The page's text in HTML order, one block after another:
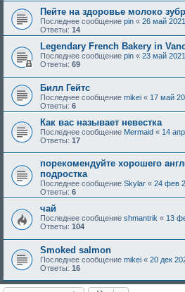
Пейте на здоровье молоко
Последнее сообщение pin « 26 май
Ответы: 14
Legendary French Bakery in
Последнее сообщение pin « 23 май
Ответы: 69
Билл Гейтс
Последнее сообщение mikei « 17 май
Ответы: 6
Как вас называет невестка
Последнее сообщение Mermaid « 14
Ответы: 17
порекомендуйте хорошего
подростка
Последнее сообщение Skylar « 24 фев
Ответы: 6
чай
Последнее сообщение shmantrik « 13
Ответы: 104
Smoked salmon
Последнее сообщение mikei « 20 дек
Ответы: 16